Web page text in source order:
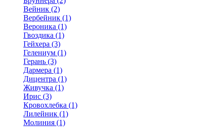
Вейник (2)
Вербейник (1)
Вероника (1)
Гвоздика (1)
Гейхера (3)
Гелениум (1)
Герань (3)
Дармера (1)
Дицентра (1)
Живучка (1)
Ирис (3)
Кровохлебка (1)
Лилейник (1)
Молиния (1)